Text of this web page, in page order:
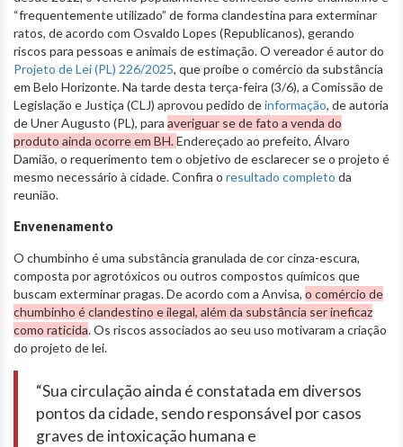
“frequentemente utilizado” de forma clandestina para exterminar
ratos, de acordo com Osvaldo Lopes (Republicanos), gerando
riscos para pessoas e animais de estimação. O vereador é autor do
Projeto de Lei (PL) 226/2025, que proíbe o comércio da substância
em Belo Horizonte. Na tarde desta terça-feira (3/6), a Comissão de
Legislação e Justiça (CLJ) aprovou pedido deinformação, de autoria
de Uner Augusto (PL), para averiguar se de fato a venda do
produto ainda ocorre em BH.Endereçado ao prefeito, Álvaro
Damião, o requerimento tem o objetivo de esclarecer se o projeto é
mesmo necessário à cidade. Confira o resultado completo da
reunião.
Envenenamento
O chumbinho é uma substância granulada de cor cinza-escura,
composta por agrotóxicos ou outros compostos químicos que
buscam exterminar pragas. De acordo com a Anvisa, o comércio de
chumbinho é clandestino e ilegal, além da substância ser ineficaz
como raticida. Os riscos associados ao seu uso motivaram a criação
do projeto de lei.
“Sua circulação ainda é constatada em diversos
pontos da cidade, sendo responsável por casos
graves de intoxicação humana e